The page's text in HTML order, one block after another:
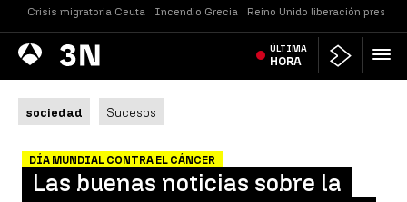
Crisis migratoria Ceuta Incendio Grecia Reino Unido liberación presos
Antena
3 Noticias ÚLTIMA
HORA
sociedad Sucesos
DÍA MUNDIAL CONTRA EL CÁNCER
Las buenas noticias sobre la